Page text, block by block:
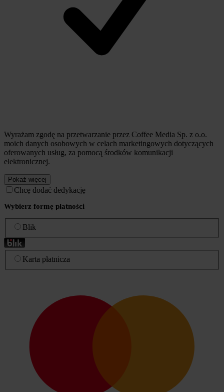
Wyrażam zgodę na przetwarzanie przez Coffee Media Sp. z o.o.
moich danych osobowych w celach marketingowych dotyczących
oferowanych usług, za pomocą środków komunikacji
elektronicznej.
Pokaż więcej
Chcę dodać dedykację
Wybierz formę płatności
Blik
Karta płatnicza